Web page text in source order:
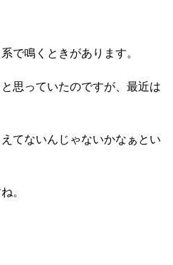
で鳴くときがあります。
思っていたのですが、最近は
てないんじゃないかなぁとい
。